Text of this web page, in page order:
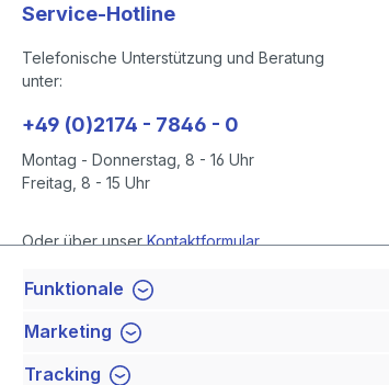
Service-Hotline
Telefonische Unterstützung und Beratung
unter:
+49 (0)2174 - 7846 - 0
Montag - Donnerstag, 8 - 16 Uhr
Freitag, 8 - 15 Uhr
Oder über unserKontaktformular.
Vertrag widerrufen
Funktionale
Marketing
Tracking